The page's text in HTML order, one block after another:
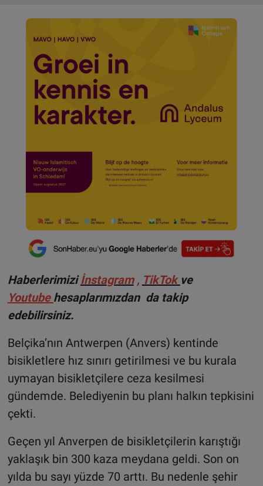
Haberlerimiziİnstagram , TikTok ve
Youtube hesaplarımızdan da takip
edebilirsiniz.
Belçika’nın Antwerpen (Anvers) kentinde
bisikletlere hız sınırı getirilmesi ve bu kurala
uymayan bisikletçilere ceza kesilmesi
gündemde. Belediyenin bu planı halkın tepkisini
çekti.
Geçen yıl Anverpen de bisikletçilerin karıştığı
yaklaşık bin 300 kaza meydana geldi. Son on
yılda bu sayı yüzde 70 arttı. Bu nedenle şehir